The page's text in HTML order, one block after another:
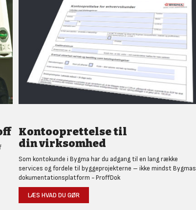
Kontooprettelse til
din virksomhed
Som kontokunde i Bygma har du adgang til en lang række
services og fordele til byggeprojekterne – ikke mindst Bygmas
dokumentationsplatform - ProffDok
LÆS HVAD DU GØR